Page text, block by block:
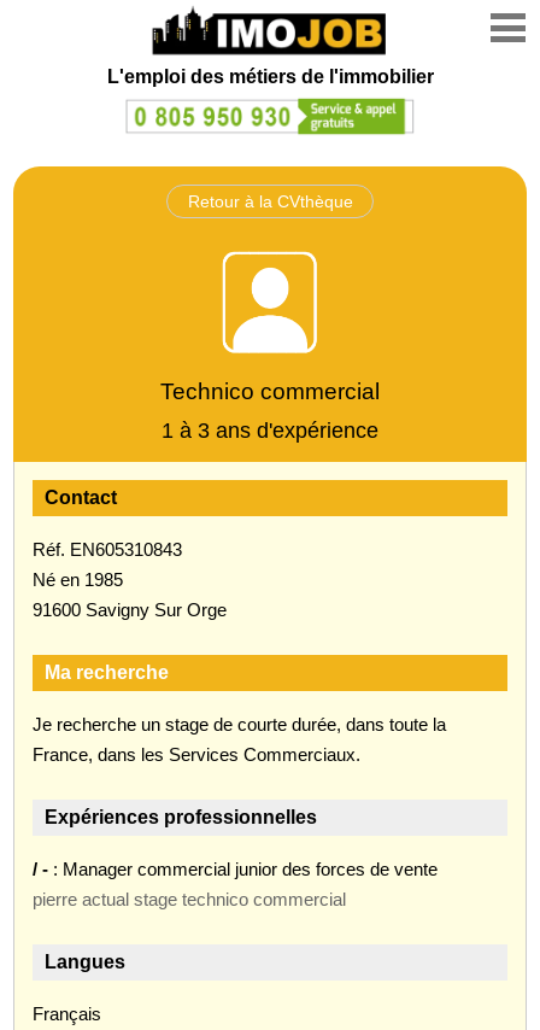
L'emploi des métiers de l'immobilier
Retour à la CVthèque
Technico commercial
1 à 3 ans d'expérience
Contact
Réf. EN605310843
Né en 1985
91600 Savigny Sur Orge
Ma recherche
Je recherche un stage de courte durée, dans toute la
France, dans les Services Commerciaux.
Expériences professionnelles
/ - : Manager commercial junior des forces de vente
pierre actual stage technico commercial
Langues
Français